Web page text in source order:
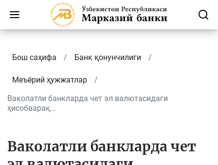
Бош саҳифа Банк қонунчилиги
Меъёрий ҳужжатлар
Ваколатли банкларда чет эл валютасидаги
ҳисобварақ...
Ваколатли банкларда чет